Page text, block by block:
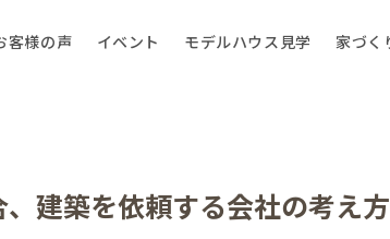
客様の声 イベント モデルハウス見学 家づく
建築を依頼する会社の考え